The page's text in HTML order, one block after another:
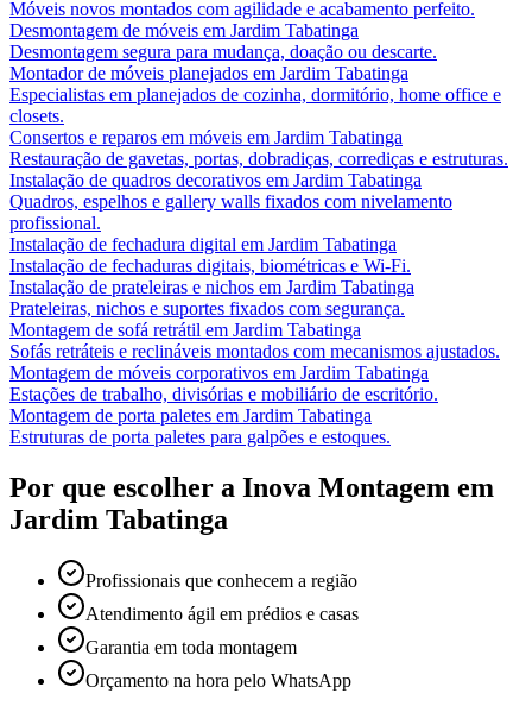
Móveis novos montados com agilidade e acabamento perfeito.
Desmontagem de móveis em Jardim Tabatinga
Desmontagem segura para mudança, doação ou descarte.
Montador de móveis planejados em Jardim Tabatinga
Especialistas em planejados de cozinha, dormitório, home office e
closets.
Consertos e reparos em móveis em Jardim Tabatinga
Restauração de gavetas, portas, dobradiças, corrediças e estruturas.
Instalação de quadros decorativos em Jardim Tabatinga
Quadros, espelhos e gallery walls fixados com nivelamento
profissional.
Instalação de fechadura digital em Jardim Tabatinga
Instalação de fechaduras digitais, biométricas e Wi-Fi.
Instalação de prateleiras e nichos em Jardim Tabatinga
Prateleiras, nichos e suportes fixados com segurança.
Montagem de sofá retrátil em Jardim Tabatinga
Sofás retráteis e reclináveis montados com mecanismos ajustados.
Montagem de móveis corporativos em Jardim Tabatinga
Estações de trabalho, divisórias e mobiliário de escritório.
Montagem de porta paletes em Jardim Tabatinga
Estruturas de porta paletes para galpões e estoques.
Por que escolher a Inova Montagem em
Jardim Tabatinga
Profissionais que conhecem a região
Atendimento ágil em prédios e casas
Garantia em toda montagem
Orçamento na hora pelo WhatsApp